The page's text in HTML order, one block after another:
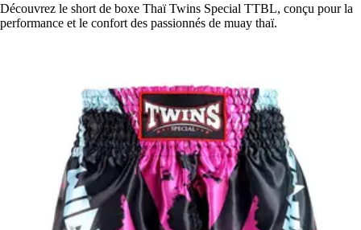
Découvrez le short de boxe Thaï Twins Special TTBL, conçu pour la
performance et le confort des passionnés de muay thaï.